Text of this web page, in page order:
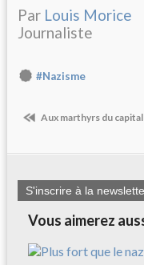
Par Louis Morice
Journaliste
#Nazisme
Aux marthyrs du
S'inscrire à la
Vous aimerez